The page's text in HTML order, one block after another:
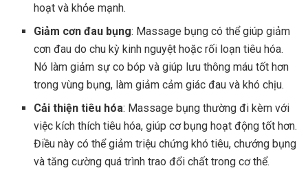
hoạt và khỏe mạnh.
Giảm cơn đau bụng: Massage bụng có thể giúp giảm
cơn đau do chu kỳ kinh nguyệt hoặc rối loạn tiêu hóa.
Nó làm giảm sự co bóp và giúp lưu thông máu tốt hơn
trong vùng bụng, làm giảm cảm giác đau và khó chịu.
Cải thiện tiêu hóa: Massage bụng thường đi kèm với
việc kích thích tiêu hóa, giúp cơ bụng hoạt động tốt hơn.
Điều này có thể giảm triệu chứng khó tiêu, chướng bụng
và tăng cường quá trình trao đổi chất trong cơ thể.